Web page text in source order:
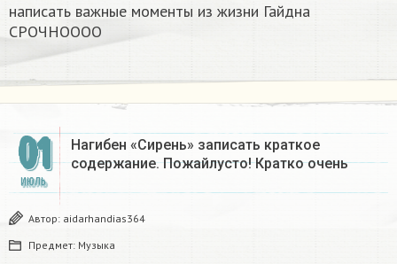
написать важные моменты из жизни Гайдна
СРОЧНОООО
01
ИЮЛЬ
Нагибен «Сирень» записать краткое
содержание. Пожайлусто! Кратко очень
Автор: aidarhandias364
Предмет: Музыка